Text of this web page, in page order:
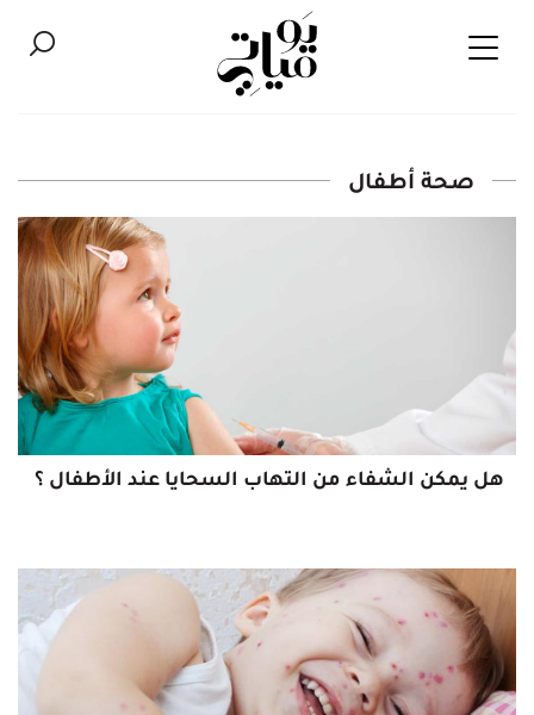
صحة أطفال
هل يمكن الشفاء من التهاب السحايا عند الأطفال ؟